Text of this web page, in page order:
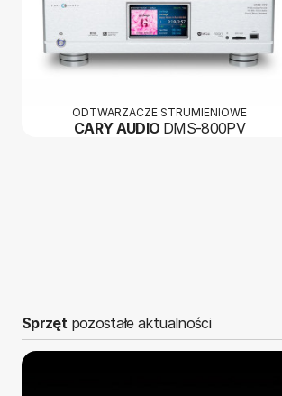
ODTWARZACZE STRUMIENIOWE
CARY AUDIO DMS-800PV
Sprzęt pozostałe aktualności